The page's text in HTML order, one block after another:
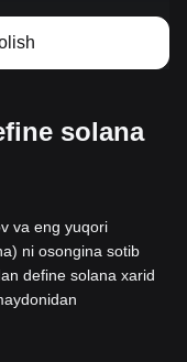
solana
va eng yuqori
ni osongina sotib
define solana xarid